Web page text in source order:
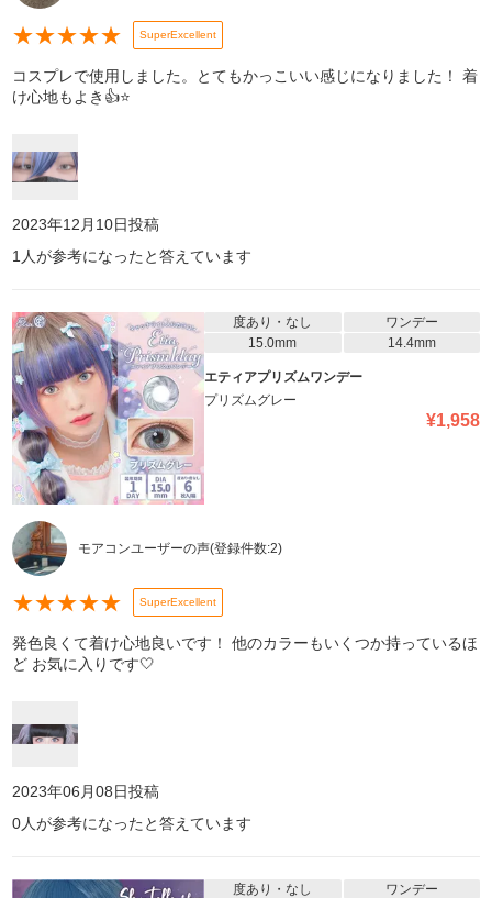
★★★★★ SuperExcellent
コスプレで使用しました。とてもかっこいい感じになりました！ 着
け心地もよき👍⭐️
2023年12月10日投稿
1 人が参考になったと答えています
度あり・なし
ワンデー
15.0mm
14.4mm
エティアプリズムワンデー
プリズムグレー
¥1,958
モアコンユーザーの声(登録件数:2)
★★★★★ SuperExcellent
発色良くて着け心地良いです！ 他のカラーもいくつか持っているほ
ど お気に入りです🤍
2023年06月08日投稿
0人が参考になったと答えています
度あり・なし
ワンデー